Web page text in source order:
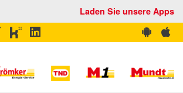
Laden Sie unsere Apps